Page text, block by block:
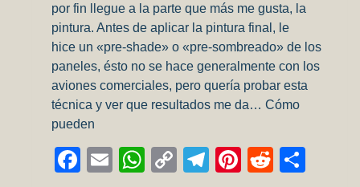
por fin llegue a la parte que más me gusta, la
pintura. Antes de aplicar la pintura final, le
hice un «pre-shade» o «pre-sombreado» de los
paneles, ésto no se hace generalmente con los
aviones comerciales, pero quería probar esta
técnica y ver que resultados me da… Cómo
pueden
Facebook
EmailWhatsApp
CopyTelegram
Pinterest
Reddit